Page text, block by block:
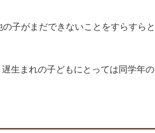
子がまだできないことをすらすらと
生まれの子どもにとっては同学年の